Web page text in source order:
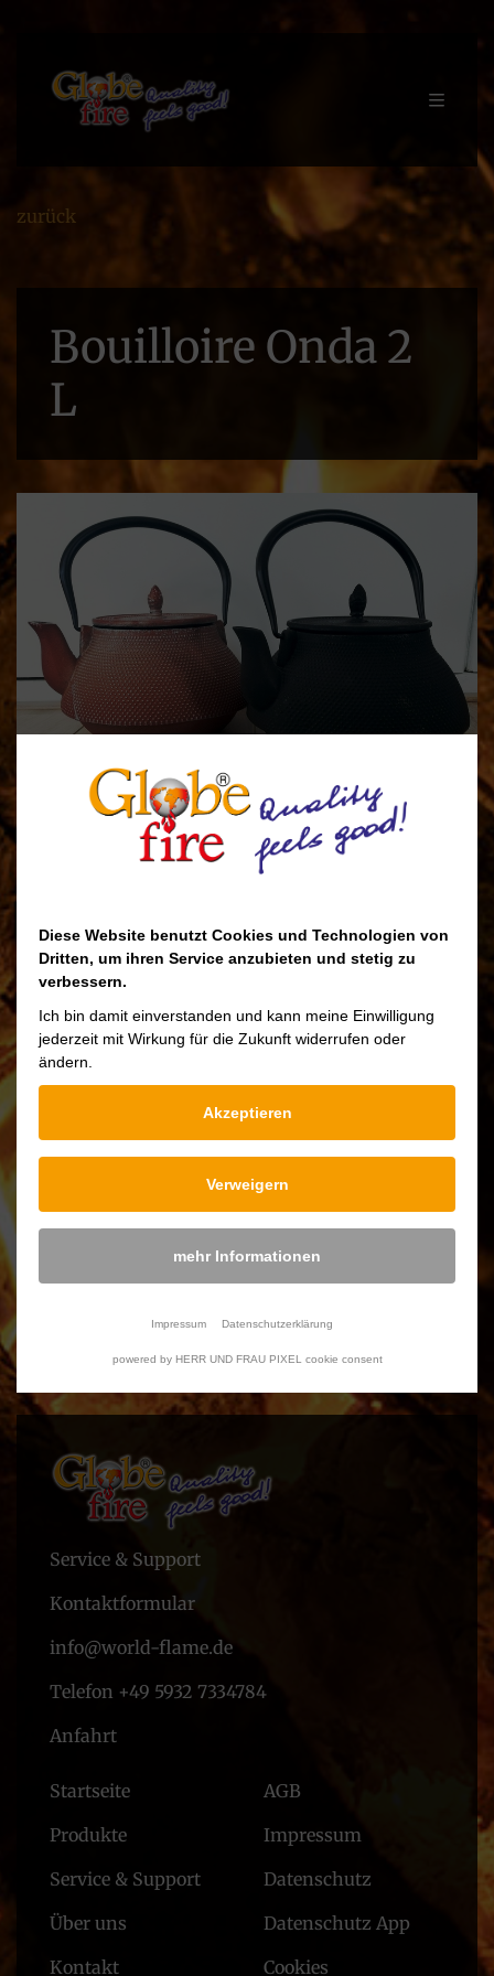
zurück
Bouilloire Onda 2
L
Une gamelle avec intérieur émaillé
Poids 3 Kg
Volume 2 L
Avec passoire à thé
Service & Support
Kontaktformular
info@world-flame.de
Telefon +49 5932 7334784
Anfahrt
Startseite
Produkte
Service & Support
Über uns
Kontakt
AGB
Impressum
Datenschutz
Datenschutz App
Cookies
Diese Website benutzt Cookies und Technologien von
Dritten, um ihren Service anzubieten und stetig zu
verbessern.
Ich bin damit einverstanden und kann meine Einwilligung
jederzeit mit Wirkung für die Zukunft widerrufen oder
ändern.
Akzeptieren
Verweigern
mehr Informationen
Impressum Datenschutzerklärung
powered by HERR UND FRAU PIXEL cookie consent